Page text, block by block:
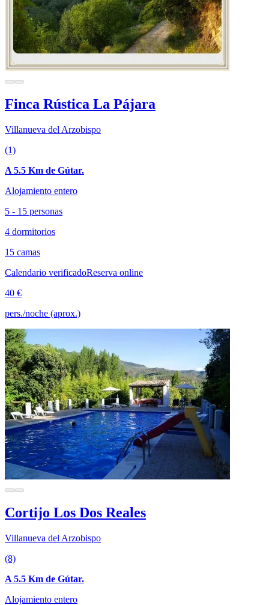
Finca Rústica La Pájara
Villanueva del Arzobispo
(1)
A 5.5 Km de Gútar.
Alojamiento entero
5 - 15 personas
4 dormitorios
15 camas
Calendario verificadoReserva online
40 €
pers./noche (aprox.)
Cortijo Los Dos Reales
Villanueva del Arzobispo
(8)
A 5.5 Km de Gútar.
Alojamiento entero